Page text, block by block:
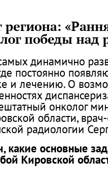
победы над
динамично
постоянно
и лечению. О
онколог
области,
радиологии
какие основные
Кировской